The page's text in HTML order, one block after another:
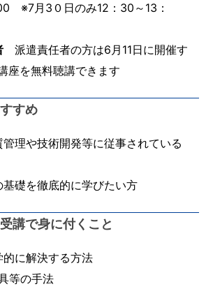
※7月3０日のみ12：30～13：
派遣責任者の方は6月11日に開催す
座を無料聴講できます
すめ
理や技術開発等に従事されている
基礎を徹底的に学びたい方
講で身に付くこと
的に解決する方法
等の手法